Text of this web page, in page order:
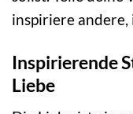
inspiriere andere,
Inspirierende
Liebe